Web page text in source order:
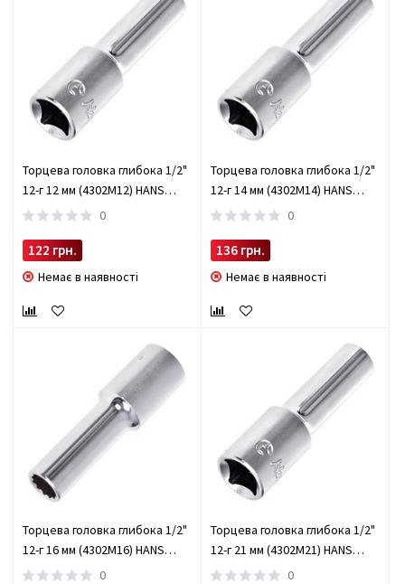
Торцева головка глибока 1/2"
12-г 12 мм (4302M12) HANS
(4302M12)
0
122 грн.
Немає в наявності
Торцева головка глибока 1/2"
12-г 14 мм (4302M14) HANS
(4302M14)
0
136 грн.
Немає в наявності
Торцева головка глибока 1/2"
12-г 16 мм (4302M16) HANS
(4302M16)
0
Торцева головка глибока 1/2"
12-г 21 мм (4302M21) HANS
(4302M21)
0